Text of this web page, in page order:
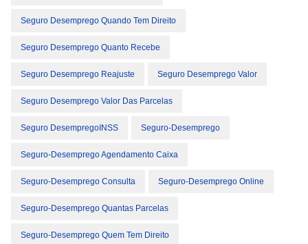
Seguro Desemprego Quando Tem Direito
Seguro Desemprego Quanto Recebe
Seguro Desemprego Reajuste Seguro Desemprego Valor
Seguro Desemprego Valor Das Parcelas
Seguro DesempregoINSS Seguro-Desemprego
Seguro-Desemprego Agendamento Caixa
Seguro-Desemprego Consulta Seguro-Desemprego Online
Seguro-Desemprego Quantas Parcelas
Seguro-Desemprego Quem Tem Direito